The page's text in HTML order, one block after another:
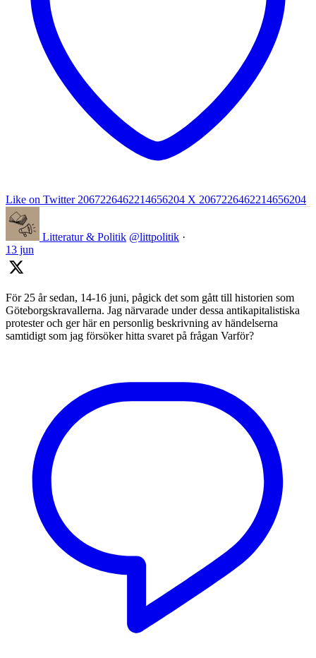
Like on Twitter 2067226462214656204 X 2067226462214656204
Litteratur & Politik @littpolitik ·
13 jun
För 25 år sedan, 14-16 juni, pågick det som gått till historien som
Göteborgskravallerna. Jag närvarade under dessa antikapitalistiska
protester och ger här en personlig beskrivning av händelserna
samtidigt som jag försöker hitta svaret på frågan Varför?